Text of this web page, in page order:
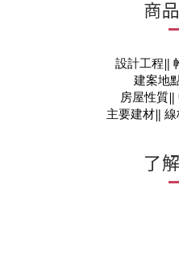
商
設計工程‖
建案地
房屋性質
主要建材‖
了